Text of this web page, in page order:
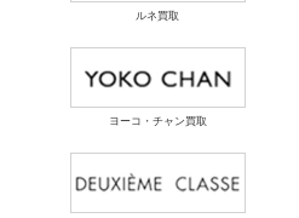
ルネ買取
ヨーコ・チャン買取